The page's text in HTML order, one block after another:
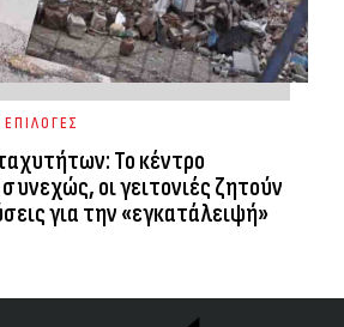
ΕΠΙΛΟΓΕΣ
Το κέντρο
οι γειτονιές ζητούν
για την «εγκατάλειψή»